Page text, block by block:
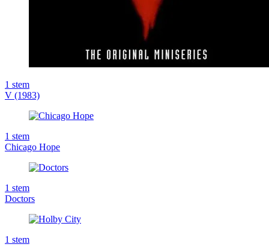
1 stem
V (1983)
1 stem
Chicago Hope
1 stem
Doctors
1 stem